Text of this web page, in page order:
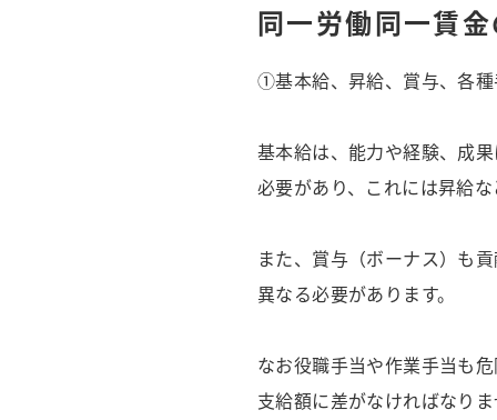
同一労働同一賃
①基本給、昇給、賞与、各
基本給は、能力や経験、成
必要があり、これには昇給
また、賞与（ボーナス）も
異なる必要があります。
なお役職手当や作業手当も
支給額に差がなければなり